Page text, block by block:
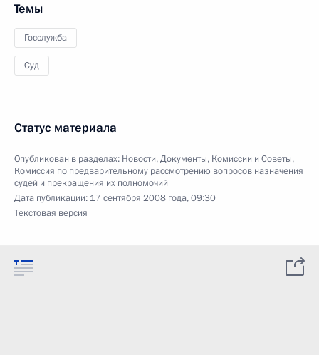
Темы
Госслужба
Суд
Статус материала
Опубликован в разделах: Новости,Документы, Комиссии и Советы,
Комиссия по предварительному рассмотрению вопросов назначения
судей и прекращения их полномочий
Дата публикации: 17 сентября 2008 года, 09:30
Текстовая версия